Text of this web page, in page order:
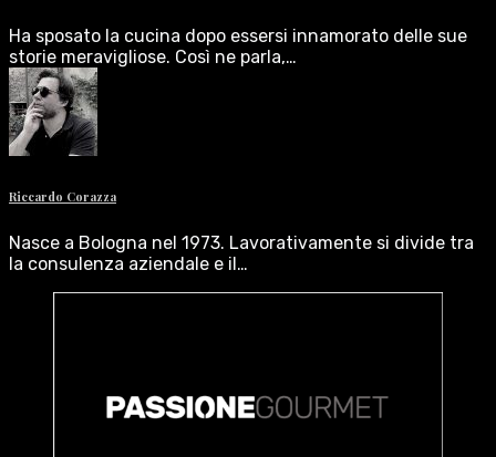
Ha sposato la cucina dopo essersi innamorato delle sue
storie meravigliose. Così ne parla,…
Riccardo Corazza
Nasce a Bologna nel 1973. Lavorativamente si divide tra
la consulenza aziendale e il…